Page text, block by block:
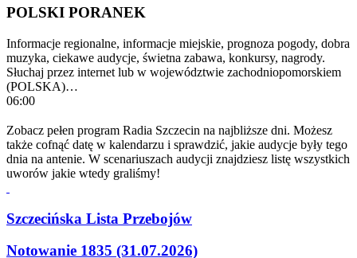
POLSKI PORANEK
Informacje regionalne, informacje miejskie, prognoza pogody, dobra
muzyka, ciekawe audycje, świetna zabawa, konkursy, nagrody.
Słuchaj przez internet lub w województwie zachodniopomorskiem
(POLSKA)…
06:00
Zobacz pełen program Radia Szczecin na najbliższe dni. Możesz
także cofnąć datę w kalendarzu i sprawdzić, jakie audycje były tego
dnia na antenie. W scenariuszach audycji znajdziesz listę wszystkich
uworów jakie wtedy graliśmy!
Szczecińska Lista Przebojów
Notowanie 1835 (31.07.2026)